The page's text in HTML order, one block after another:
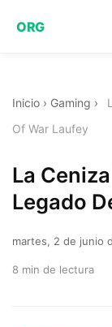
ORG
Inicio › Gaming ›
Of War Laufey
La
Legado
martes, 2 de junio
8 min de lectura